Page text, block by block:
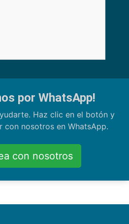
por WhatsApp!
Haz clic en el botón y
con nosotros en WhatsApp.
con nosotros